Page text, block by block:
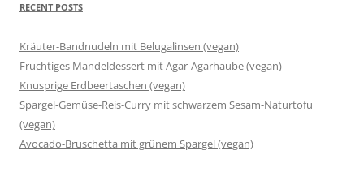
RECENT POSTS
Kräuter-Bandnudeln mit Belugalinsen (vegan)
Fruchtiges Mandeldessert mit Agar-Agarhaube (vegan)
Knusprige Erdbeertaschen (vegan)
Spargel-Gemüse-Reis-Curry mit schwarzem Sesam-Naturtofu
(vegan)
Avocado-Bruschetta mit grünem Spargel (vegan)